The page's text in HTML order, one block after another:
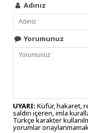
Adınız
Yorumunuz
UYARI: Küfür, hakaret,
saldırı içeren, imla
Türkçe karakter
yorumlar